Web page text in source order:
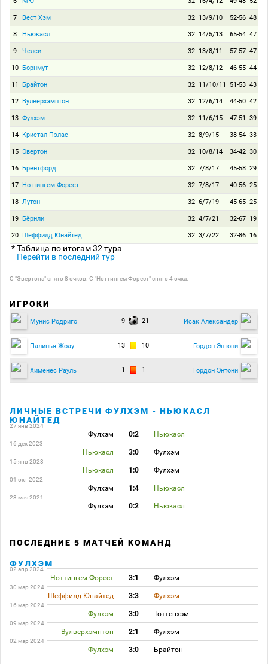
7 Вест Хэм 32 13/9/10 52-56 48
8 Ньюкасл 32 14/5/13 65-54 47
9 Челси 32 13/8/11 57-57 47
10 Борнмут 32 12/8/12 46-55 44
11 Брайтон 32 11/10/11 51-53 43
12 Вулверхэмптон 32 12/6/14 44-50 42
13 Фулхэм 32 11/6/15 47-51 39
14 Кристал Пэлас 32 8/9/15 38-54 33
15 Эвертон 32 10/8/14 34-42 30
16 Брентфорд 32 7/8/17 45-58 29
17 Ноттингем Форест 32 7/8/17 40-56 25
18 Лутон 32 6/7/19 45-65 25
19 Бёрнли 32 4/7/21 32-67 19
20 Шеффилд Юнайтед 32 3/7/22 32-86 16
* Таблица по итогам 32 тура
Перейти в последний тур
С "Эвертона" снято 8 очков. С "Ноттингем Форест" снято 4 очка.
ИГРОКИ
Мунис Родриго 9 21 Исак Александер
Палинья Жоау 13 10 Гордон Энтони
Хименес Рауль 1 1 Гордон Энтони
ЛИЧНЫЕ ВСТРЕЧИ ФУЛХЭМ - НЬЮКАСЛ
ЮНАЙТЕД
27 янв 2024
Фулхэм 0:2 Ньюкасл
16 дек 2023
Ньюкасл 3:0 Фулхэм
15 янв 2023
Ньюкасл 1:0 Фулхэм
01 окт 2022
Фулхэм 1:4 Ньюкасл
23 мая 2021
Фулхэм 0:2 Ньюкасл
ПОСЛЕДНИЕ 5 МАТЧЕЙ КОМАНД
ФУЛХЭМ
02 апр 2024
Ноттингем Форест 3:1 Фулхэм
30 мар 2024
Шеффилд Юнайтед 3:3 Фулхэм
16 мар 2024
Фулхэм 3:0 Тоттенхэм
09 мар 2024
Вулверхэмптон 2:1 Фулхэм
02 мар 2024
Фулхэм 3:0 Брайтон